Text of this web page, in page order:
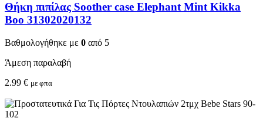
Θήκη πιπίλας Soother case Elephant Mint Kikka
Boo 31302020132
Βαθμολογήθηκε με 0 από 5
Άμεση παραλαβή
2.99 € με φπα